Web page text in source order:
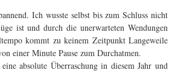
Ich wusste selbst bis zum Schluss nicht
ist und durch die unerwarteten Wendungen
kommt zu keinem Zeitpunkt Langeweile
einer Minute Pause zum Durchatmen.
absolute Überraschung in diesem Jahr und